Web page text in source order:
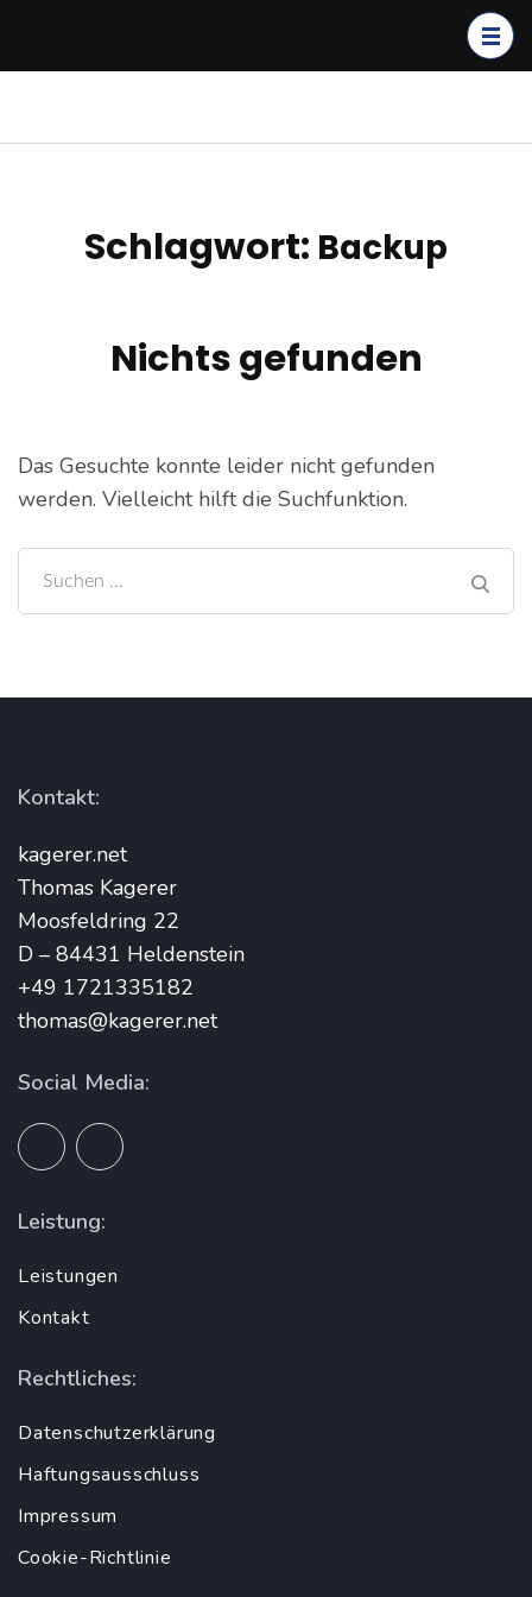
drücken)
IT-Dienstleistungen &
Schlagwort: Backup
Nichts gefunden
Das Gesuchte konnte leider nicht gefunden
werden. Vielleicht hilft die Suchfunktion.
Suchen
nach:
Kontakt:
kagerer.net
Thomas Kagerer
Moosfeldring 22
D – 84431 Heldenstein
+49 1721335182
thomas@kagerer.net
Social Media:
Leistung:
Leistungen
Kontakt
Rechtliches:
Datenschutzerklärung
Haftungsausschluss
Impressum
Cookie-Richtlinie